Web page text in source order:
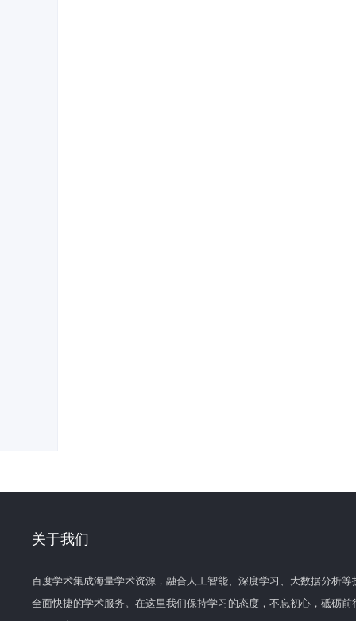
关于我们
百度学术集成海量学术资源，融合人工智能、深度学习、大数据分析
全面快捷的学术服务。在这里我们保持学习的态度，不忘初心，砥砺前